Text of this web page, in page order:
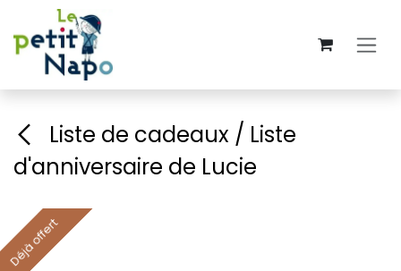
Se rendre au contenu
Liste de cadeaux / Liste
d'anniversaire de Lucie
Déjà offert
Déjà offert